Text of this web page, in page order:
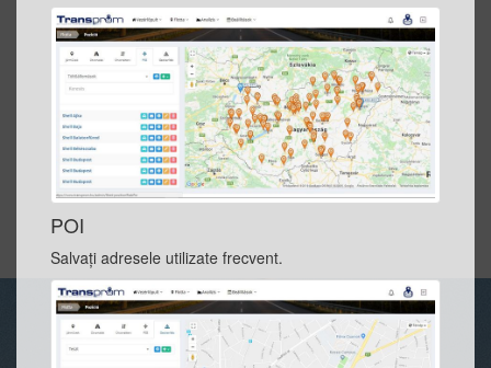
POI
Salvați adresele utilizate frecvent.